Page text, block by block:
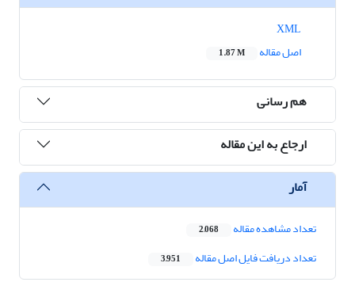
اصل مقاله
1.87 M
هم رسانی
ارجاع به این مقاله
آمار
تعداد مشاهده مقاله 2,068
تعداد دریافت فایل اصل مقاله 3,951